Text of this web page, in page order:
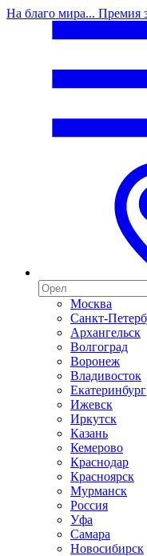
На благо мира... Премия
Москва
Санкт-
Архангельск
Волгоград
Воронеж
Владивосток
Екатеринбург
Ижевск
Иркутск
Казань
Кемерово
Краснодар
Красноярск
Мурманск
Россия
Уфа
Самара
Новосибирск